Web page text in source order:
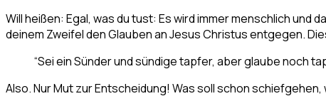
Will heißen: Egal, was du tust: Es wird immer menschlich
deinem Zweifel den Glauben an Jesus Christus entgegen.
“Sei ein Sünder und sündige tapfer, aber glaube noch
Also. Nur Mut zur Entscheidung! Was soll schon schiefgehen,